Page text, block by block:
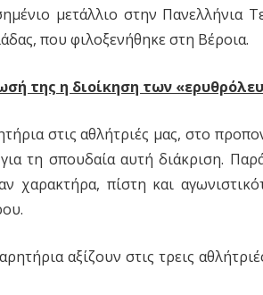
μετάλλιο στην Πανελλήνια
που φιλοξενήθηκε στη Βέροια.
της η διοίκηση των
στις αθλήτριές μας, στο
τη σπουδαία αυτή διάκριση. Παρά
χαρακτήρα, πίστη και
αξίζουν στις τρεις